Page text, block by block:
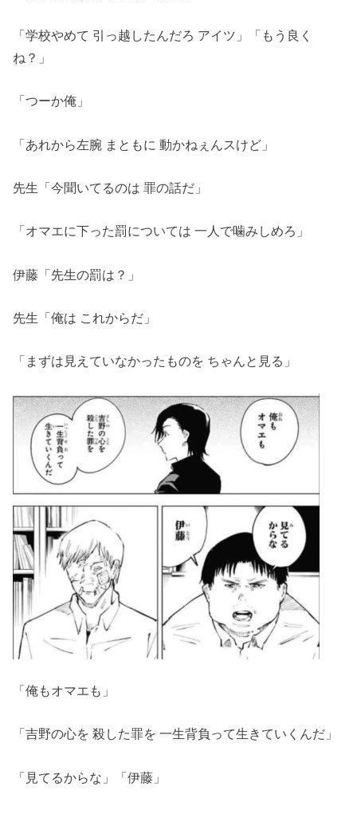
「学校やめて 引っ越したんだろ アイツ」「もう良く
ね？」
「つーか俺」
「あれから左腕 まともに 動かねぇんスけど」
先生「今聞いてるのは 罪の話だ」
「オマエに下った罰については 一人で噛みしめろ」
伊藤「先生の罰は？」
先生「俺は これからだ」
「まずは見えていなかったものを ちゃんと見る」
「俺もオマエも」
「吉野の心を 殺した罪を 一生背負って生きていくんだ」
「見てるからな」「伊藤」